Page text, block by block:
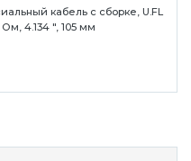
кабель с сборке, U.FL
4.134 ", 105 мм